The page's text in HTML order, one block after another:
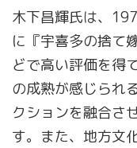
木下昌輝氏は、
に『宇喜多の捨て
どで高い評価を得
の成熟が感じられ
クションを融合さ
す。また、地方文